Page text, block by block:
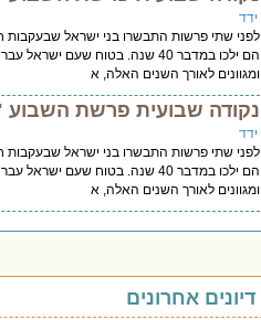
ידד
לפני שתי פרשות התבשרו בני ישראל שבעקבות
הם ילכו במדבר 40 שנה. בטוח שעם
ומגוונים לאורך השנים האלה, א
נקודה שבועית פרשת השבוע
ידד
לפני שתי פרשות התבשרו בני ישראל שבעקבות
הם ילכו במדבר 40 שנה. בטוח שעם
ומגוונים לאורך השנים האלה, א
דיונים אחרונים